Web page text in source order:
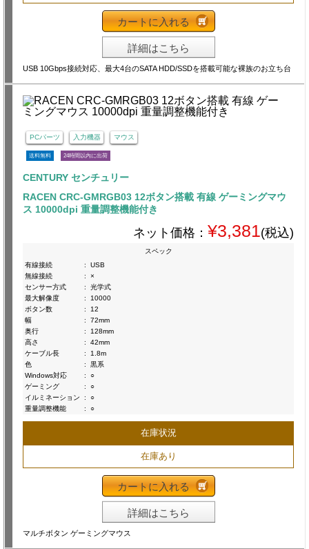
カートに入れる
詳細はこちら
USB 10Gbps接続対応、最大4台のSATA HDD/SSDを搭載可能な裸族のお立ち台
PCパーツ 入力機器 マウス
送料無料 24時間以内に出荷
CENTURY センチュリー
RACEN CRC-GMRGB03 12ボタン搭載 有線 ゲーミングマウ
ス 10000dpi 重量調整機能付き
ネット価格： ¥3,381(税込)
スペック
有線接続
:
USB
無線接続
:
×
センサー方式
:
光学式
最大解像度
:
10000
ボタン数
:
12
幅
:
72mm
奥行
:
128mm
高さ
:
42mm
ケーブル長
:
1.8m
色
:
黒系
Windows対応
:
○
ゲーミング
:
○
イルミネーション
:
○
重量調整機能
: ○
在庫状況
在庫あり
カートに入れる
詳細はこちら
マルチボタン ゲーミングマウス